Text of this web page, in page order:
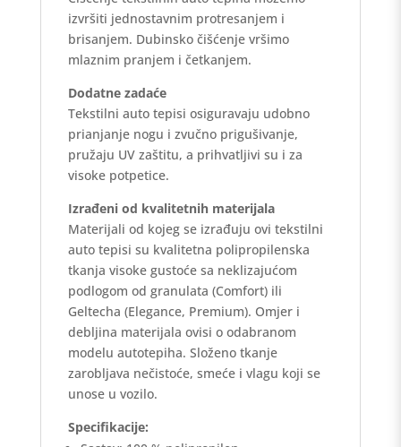
izvršiti jednostavnim protresanjem i
brisanjem. Dubinsko čišćenje vršimo
mlaznim pranjem i četkanjem.
Dodatne zadaće
Tekstilni auto tepisi osiguravaju udobno
prianjanje nogu i zvučno prigušivanje,
pružaju UV zaštitu, a prihvatljivi su i za
visoke potpetice.
Izrađeni od kvalitetnih materijala
Materijali od kojeg se izrađuju ovi tekstilni
auto tepisi su kvalitetna polipropilenska
tkanja visoke gustoće sa neklizajućom
podlogom od granulata (Comfort) ili
Geltecha (Elegance, Premium). Omjer i
debljina materijala ovisi o odabranom
modelu autotepiha. Složeno tkanje
zarobljava nečistoće, smeće i vlagu koji se
unose u vozilo.
Specifikacije: